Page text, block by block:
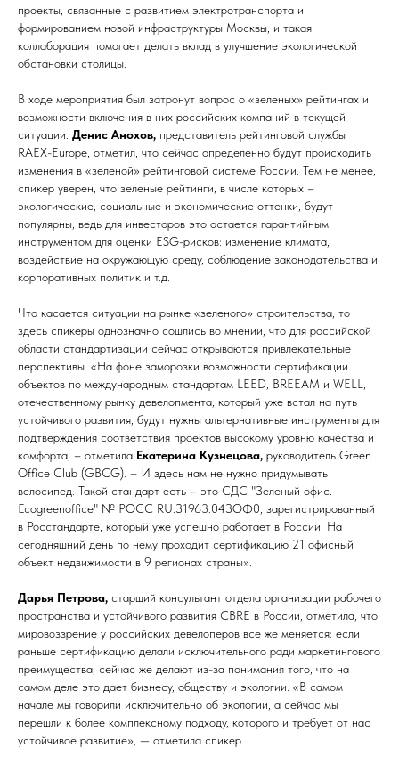
проекты, связанные с развитием электротранспорта и
формированием новой инфраструктуры Москвы, и такая
коллаборация помогает делать вклад в улучшение экологической
обстановки столицы.
В ходе мероприятия был затронут вопрос о «зеленых» рейтингах и
возможности включения в них российских компаний в текущей
ситуации. Денис Анохов, представитель рейтинговой службы
RAEX-Europe, отметил, что сейчас определенно будут происходить
изменения в «зеленой» рейтинговой системе России. Тем не менее,
спикер уверен, что зеленые рейтинги, в числе которых –
экологические, социальные и экономические оттенки, будут
популярны, ведь для инвесторов это остается гарантийным
инструментом для оценки ESG-рисков: изменение климата,
воздействие на окружающую среду, соблюдение законодательства и
корпоративных политик и т.д.
Что касается ситуации на рынке «зеленого» строительства, то
здесь спикеры однозначно сошлись во мнении, что для российской
области стандартизации сейчас открываются привлекательные
перспективы. «На фоне заморозки возможности сертификации
объектов по международным стандартам LEED, BREEAM и WELL,
отечественному рынку девелопмента, который уже встал на путь
устойчивого развития, будут нужны альтернативные инструменты для
подтверждения соответствия проектов высокому уровню качества и
комфорта, – отметила Екатерина Кузнецова, руководитель Green
Office Club (GBCG). – И здесь нам не нужно придумывать
велосипед. Такой стандарт есть – это СДС "Зеленый офис.
Ecogreenoffice" № РОСС RU.З1963.04ЗОФ0, зарегистрированный
в Росстандарте, который уже успешно работает в России. На
сегодняшний день по нему проходит сертификацию 21 офисный
объект недвижимости в 9 регионах страны».
Дарья Петрова, старший консультант отдела организации рабочего
пространства и устойчивого развития CBRE в России, отметила, что
мировоззрение у российских девелоперов все же меняется: если
раньше сертификацию делали исключительного ради маркетингового
преимущества, сейчас же делают из-за понимания того, что на
самом деле это дает бизнесу, обществу и экологии. «В самом
начале мы говорили исключительно об экологии, а сейчас мы
перешли к более комплексному подходу, которого и требует от нас
устойчивое развитие», — отметила спикер.